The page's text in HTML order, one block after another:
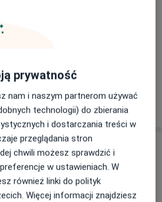
Pokaż więcejo doświadczeniu
(kolejna
Umów wizytę
prywatność
nam i naszym partnerom używać
technologii) do zbierania
i dostarczania treści w
przeglądania stron
chwili możesz sprawdzić i
w ustawieniach. W
również linki do polityk
Więcej informacji znajdziesz